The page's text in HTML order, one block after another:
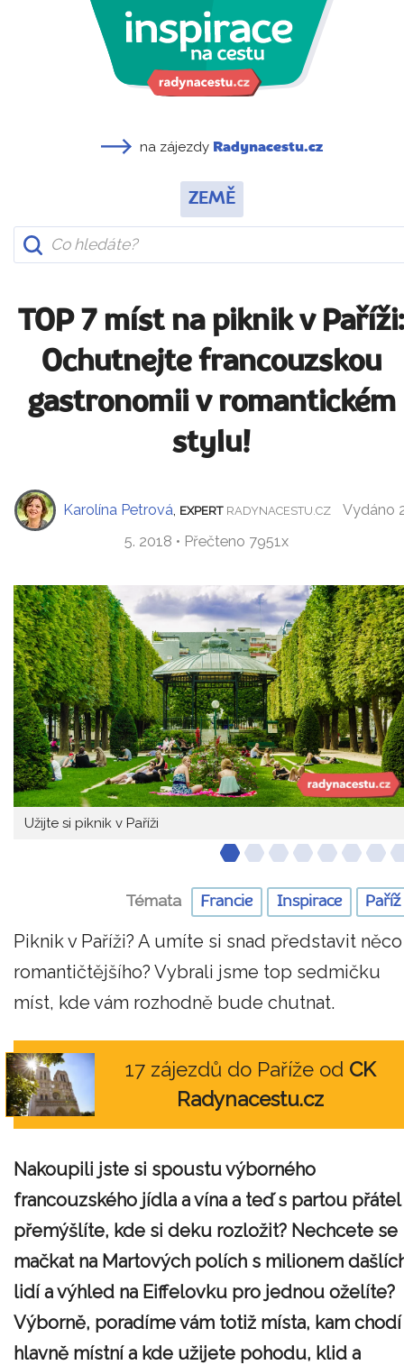
na zájezdy Radynacestu.cz
ZEMĚ
TOP 7 míst na piknik v
Ochutnejte francouzskou
gastronomii v romantickém
stylu!
Karolína Petrová EXPERT RADYNACESTU.CZ
Vydáno
5. 2018 • Přečteno 7951x
Užijte si piknik v Paříži
Témata Francie Inspirace Paříž
Piknik v Paříži? A umíte si snad představit něco
romantičtějšího? Vybrali jsme top sedmičku
míst, kde vám rozhodně bude chutnat.
17 zájezdů do Paříže od CK
Radynacestu.cz
Nakoupili jste si spoustu výborného
francouzského jídla a vína a teď s partou přátel
přemýšlíte, kde si deku rozložit? Nechcete se
mačkat na Martových polích s milionem
lidí a výhled na Eiffelovku pro jednou oželíte?
Výborně, poradíme vám totiž místa, kam chodí
hlavně místní a kde užijete pohodu, klid a